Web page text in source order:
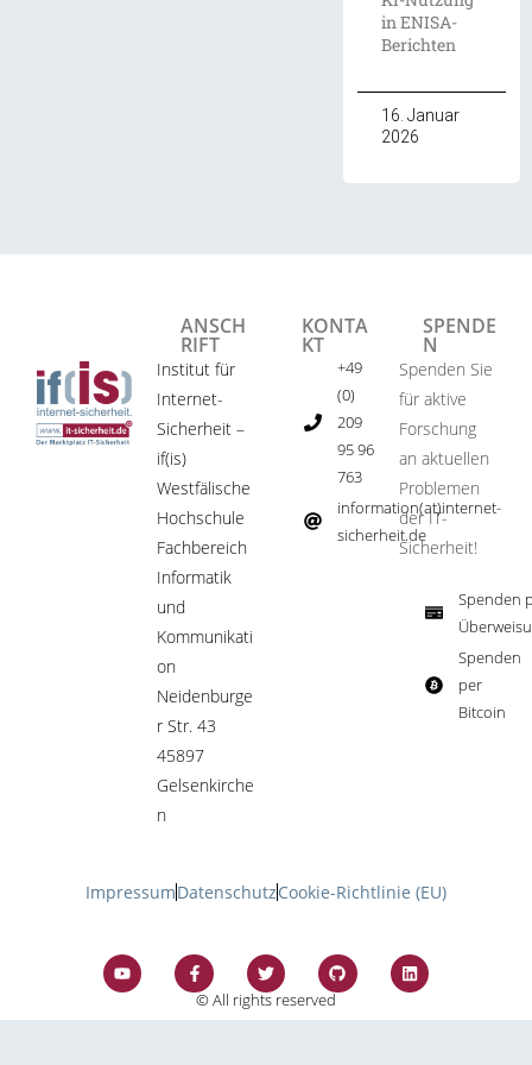
in ENISA-
Berichten
16. Januar
2026
ANSCH
RIFT
Institut für
Internet-
Sicherheit –
if(is)
Westfälische
Hochschule
Fachbereich
Informatik
und
Kommunikati
on
Neidenburge
r Str. 43
45897
Gelsenkirche
n
KONTA
KT
+49
(0)
209
95 96
763
information(at)internet-
sicherheit.de ​
SPENDE
N
Spenden Sie
für aktive
Forschung
an aktuellen
Problemen
der IT-
Sicherheit!​
Spenden
Spenden
per
Bitcoin​
ImpressumDatenschutzCookie-Richtlinie (EU)
© All rights reserved